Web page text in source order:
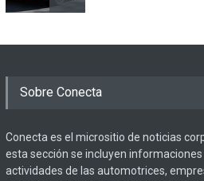
Sobre Conecta
Conecta es el micrositio de noticias
esta sección se incluyen
actividades de las automotrices,